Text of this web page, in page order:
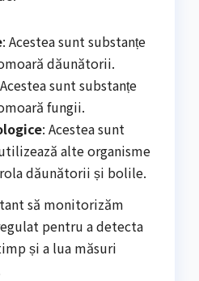
: Acestea sunt substanțe
dăunătorii.
sunt substanțe
fungii.
: Acestea sunt
alte organisme
dăunătorii și bolile.
să monitorizăm
pentru a detecta
și a lua măsuri